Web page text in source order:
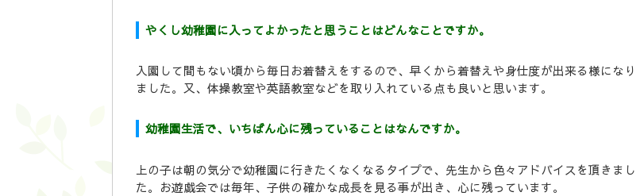
やくし幼稚園に入ってよかったと思うことはどんなことですか。
入園して間もない頃から毎日お着替えをするので、早くから着替えや身仕度が出来る様になり
ました。又、体操教室や英語教室などを取り入れている点も良いと思います。
幼稚園生活で、いちばん心に残っていることはなんですか。
上の子は朝の気分で幼稚園に行きたくなくなるタイプで、先生から色々アドバイスを頂きまし
た。お遊戯会では毎年、子供の確かな成長を見る事が出き、心に残っています。